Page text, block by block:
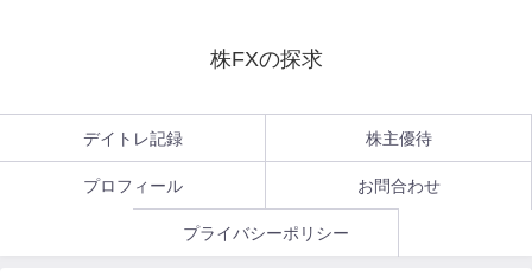
株FXの探求
デイトレ記録 株主優待
プロフィール お問合わせ
プライバシーポリシー